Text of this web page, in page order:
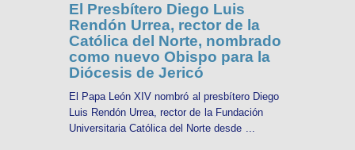
El Presbítero Diego Luis
Rendón Urrea, rector de la
Católica del Norte, nombrado
como nuevo Obispo para la
Diócesis de Jericó
El Papa León XIV nombró al presbítero Diego
Luis Rendón Urrea, rector de la Fundación
Universitaria Católica del Norte desde ...